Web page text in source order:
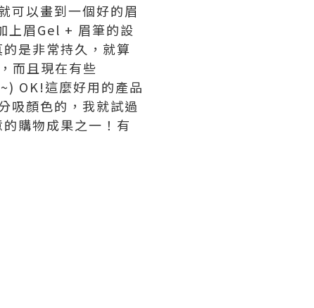
以畫到一個好的眉
上眉Gel + 眉筆的設
是非常持久，就算
而且現在有些
OK!這麼好用的產品
吸顏色的，我就試過
購物成果之一！有